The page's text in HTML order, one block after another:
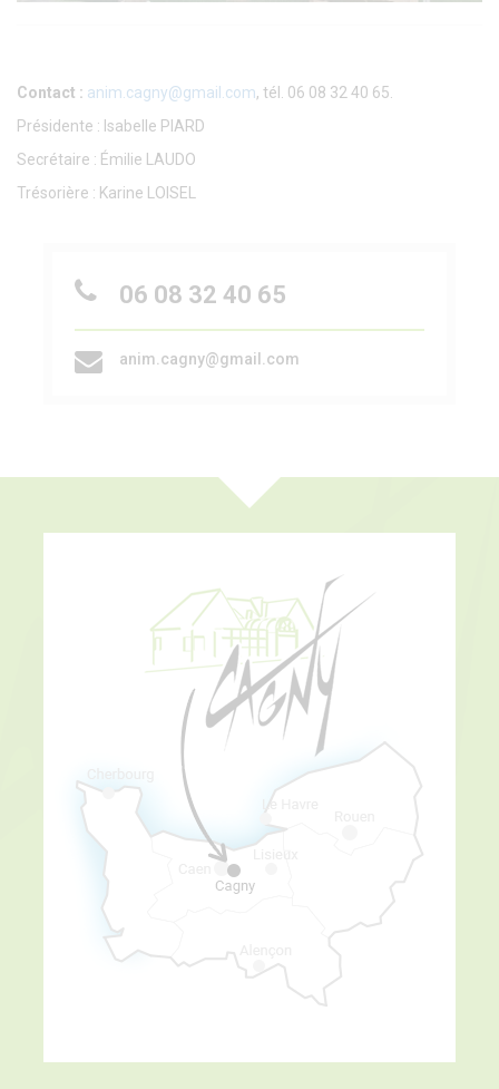
Contact : anim.cagny@gmail.com, tél. 06 08 32 40 65.
Présidente : Isabelle PIARD
Secrétaire : Émilie LAUDO
Trésorière : Karine LOISEL
06 08 32 40 65
anim.cagny@gmail.com